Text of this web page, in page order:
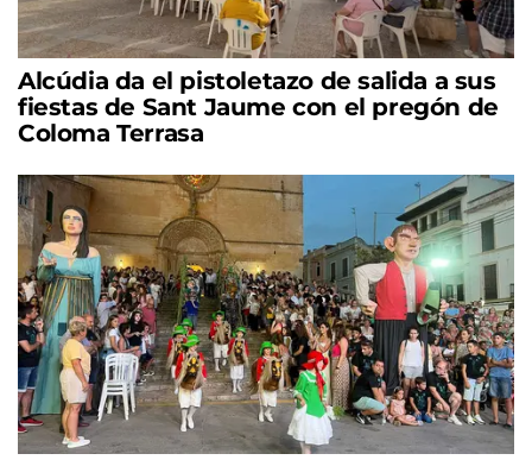
Alcúdia da el pistoletazo de salida a sus
fiestas de Sant Jaume con el pregón de
Coloma Terrasa